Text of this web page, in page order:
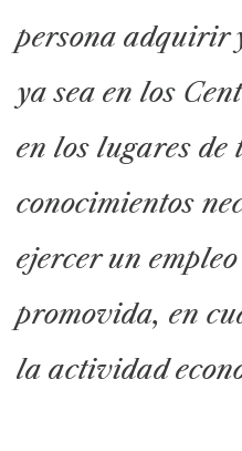
persona adquirir
ya sea en los
en los lugares de
conocimientos
ejercer un
promovida, en
la actividad